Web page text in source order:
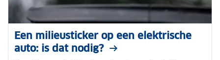
Een milieusticker op een elektrische
auto: is dat nodig?